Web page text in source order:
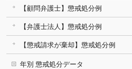
【顧問弁護士】懲戒処分例
【弁護士法人】懲戒処分例
【懲戒請求が棄却】懲戒処分例
年別 懲戒処分データ